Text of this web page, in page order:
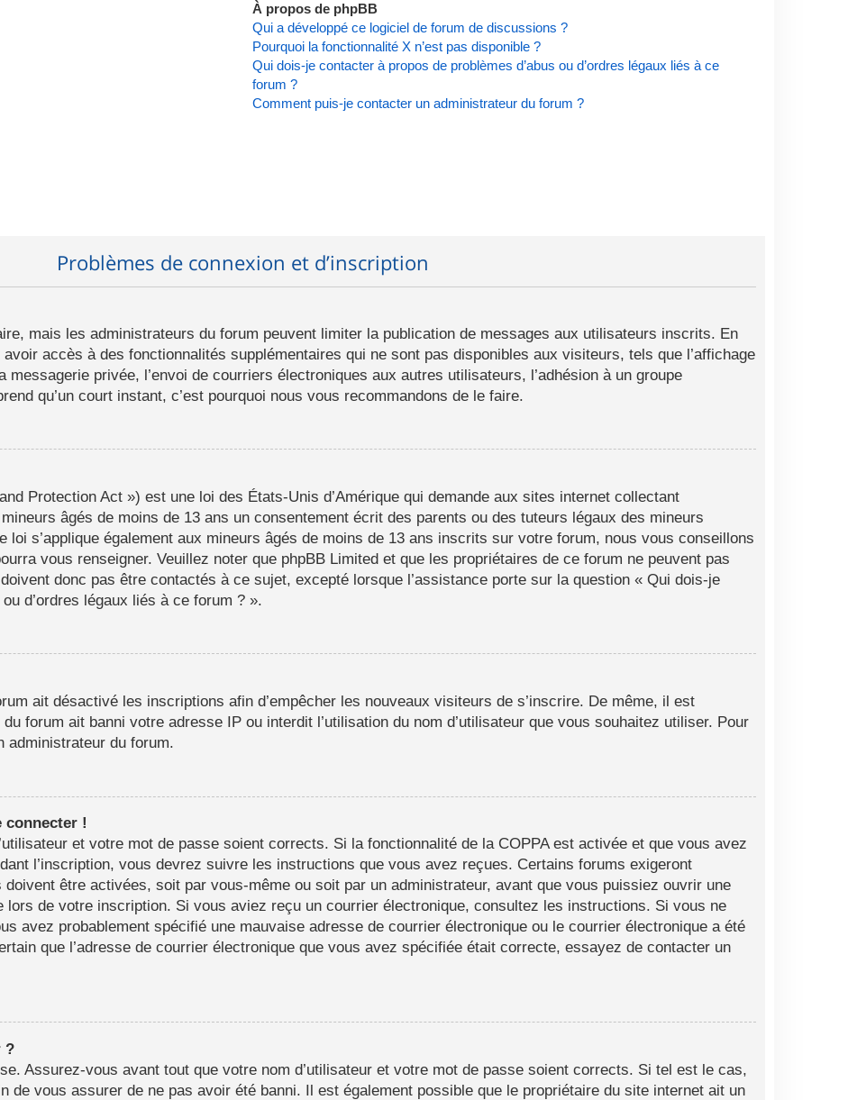
À propos de phpBB
Qui a développé ce logiciel de forum de discussions ?
Pourquoi la fonctionnalité X n’est pas disponible ?
Qui dois-je contacter à propos de problèmes d’abus ou d’ordres légaux liés à ce
forum ?
Comment puis-je contacter un administrateur du forum ?
Problèmes de connexion et d’inscription
mais les administrateurs du forum peuvent limiter la publication de messages aux utilisateurs inscrits. En
accès à des fonctionnalités supplémentaires qui ne sont pas disponibles aux visiteurs, tels que l’affichage
messagerie privée, l’envoi de courriers électroniques aux autres utilisateurs, l’adhésion à un groupe
qu’un court instant, c’est pourquoi nous vous recommandons de le faire.
Protection Act ») est une loi des États-Unis d’Amérique qui demande aux sites internet collectant
âgés de moins de 13 ans un consentement écrit des parents ou des tuteurs légaux des mineurs
s’applique également aux mineurs âgés de moins de 13 ans inscrits sur votre forum, nous vous conseillons
vous renseigner. Veuillez noter que phpBB Limited et que les propriétaires de ce forum ne peuvent pas
donc pas être contactés à ce sujet, excepté lorsque l’assistance porte sur la question « Qui dois-je
d’ordres légaux liés à ce forum ? ».
ait désactivé les inscriptions afin d’empêcher les nouveaux visiteurs de s’inscrire. De même, il est
forum ait banni votre adresse IP ou interdit l’utilisation du nom d’utilisateur que vous souhaitez utiliser. Pour
administrateur du forum.
connecter !
et votre mot de passe soient corrects. Si la fonctionnalité de la COPPA est activée et que vous avez
l’inscription, vous devrez suivre les instructions que vous avez reçues. Certains forums exigeront
être activées, soit par vous-même ou soit par un administrateur, avant que vous puissiez ouvrir une
de votre inscription. Si vous aviez reçu un courrier électronique, consultez les instructions. Si vous ne
avez probablement spécifié une mauvaise adresse de courrier électronique ou le courrier électronique a été
que l’adresse de courrier électronique que vous avez spécifiée était correcte, essayez de contacter un
?
Assurez-vous avant tout que votre nom d’utilisateur et votre mot de passe soient corrects. Si tel est le cas,
de vous assurer de ne pas avoir été banni. Il est également possible que le propriétaire du site internet ait un